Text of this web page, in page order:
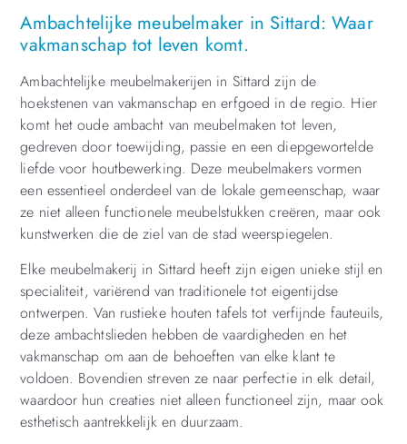
Ambachtelijke meubelmaker in Sittard: Waar
vakmanschap tot leven komt.
Ambachtelijke meubelmakerijen in Sittard zijn de
hoekstenen van vakmanschap en erfgoed in de regio. Hier
komt het oude ambacht van meubelmaken tot leven,
gedreven door toewijding, passie en een diepgewortelde
liefde voor houtbewerking. Deze meubelmakers vormen
een essentieel onderdeel van de lokale gemeenschap, waar
ze niet alleen functionele meubelstukken creëren, maar ook
kunstwerken die de ziel van de stad weerspiegelen.
Elke meubelmakerij in Sittard heeft zijn eigen unieke stijl en
specialiteit, variërend van traditionele tot eigentijdse
ontwerpen. Van rustieke houten tafels tot verfijnde fauteuils,
deze ambachtslieden hebben de vaardigheden en het
vakmanschap om aan de behoeften van elke klant te
voldoen. Bovendien streven ze naar perfectie in elk detail,
waardoor hun creaties niet alleen functioneel zijn, maar ook
esthetisch aantrekkelijk en duurzaam.